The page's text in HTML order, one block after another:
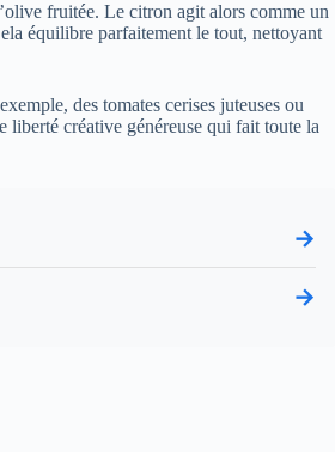
fruitée. Le citron agit alors comme un
équilibre parfaitement le tout, nettoyant
des tomates cerises juteuses ou
créative généreuse qui fait toute la
→
→